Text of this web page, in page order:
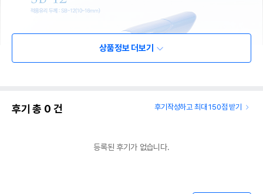
상품정보 더보기
후기 총 0 건 후기작성하고 최대 150점 받기
등록된 후기가 없습니다.